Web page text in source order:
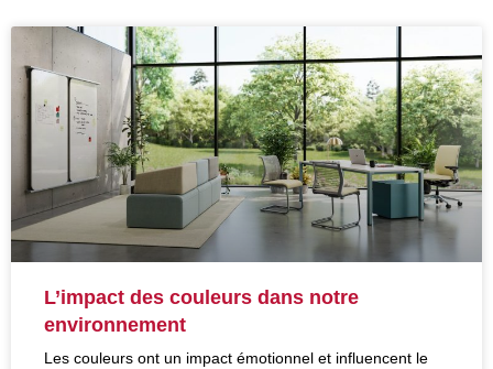
L’impact des couleurs dans notre
environnement
Les couleurs ont un impact émotionnel et influencent le